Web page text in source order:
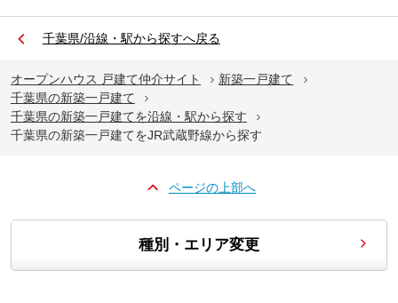
千葉県/沿線・駅から探すへ戻る
オープンハウス 戸建て仲介サイト
新築一戸建て
千葉県の新築一戸建て
千葉県の新築一戸建てを沿線・駅から探す
千葉県の新築一戸建てをJR武蔵野線から探す
ページの上部へ
種別・エリア変更